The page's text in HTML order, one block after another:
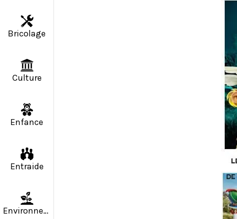
Bricolage
Culture
Enfance
Entraide
Environnement